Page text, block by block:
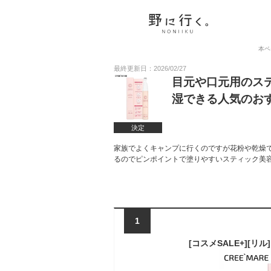
本
最終更新日：2026/02/27
決定
目元や口元用のス
湿できる人気のお
家族でよくキャンプに行くのですが花粉や乾
るのでピンポイントで塗りやすいスティック
1